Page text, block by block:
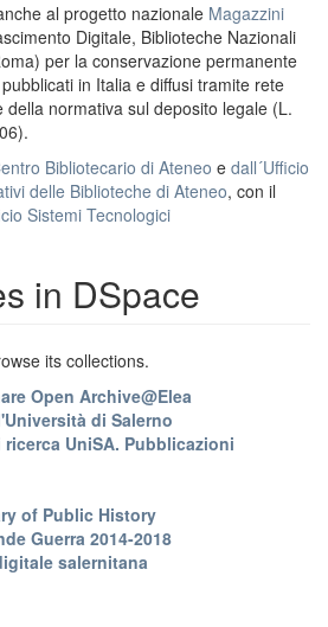
al progetto nazionale Magazzini
Digitale, Biblioteche Nazionali
per la conservazione permanente
in Italia e diffusi tramite rete
normativa sul deposito legale (L.
Bibliotecario di Ateneo e dall´Ufficio
delle Biblioteche di Ateneo, con il
Sistemi Tecnologici
in DSpace
its collections.
Open Archive@Elea
di Salerno
UniSA. Pubblicazioni
of Public History
Guerra 2014-2018
salernitana